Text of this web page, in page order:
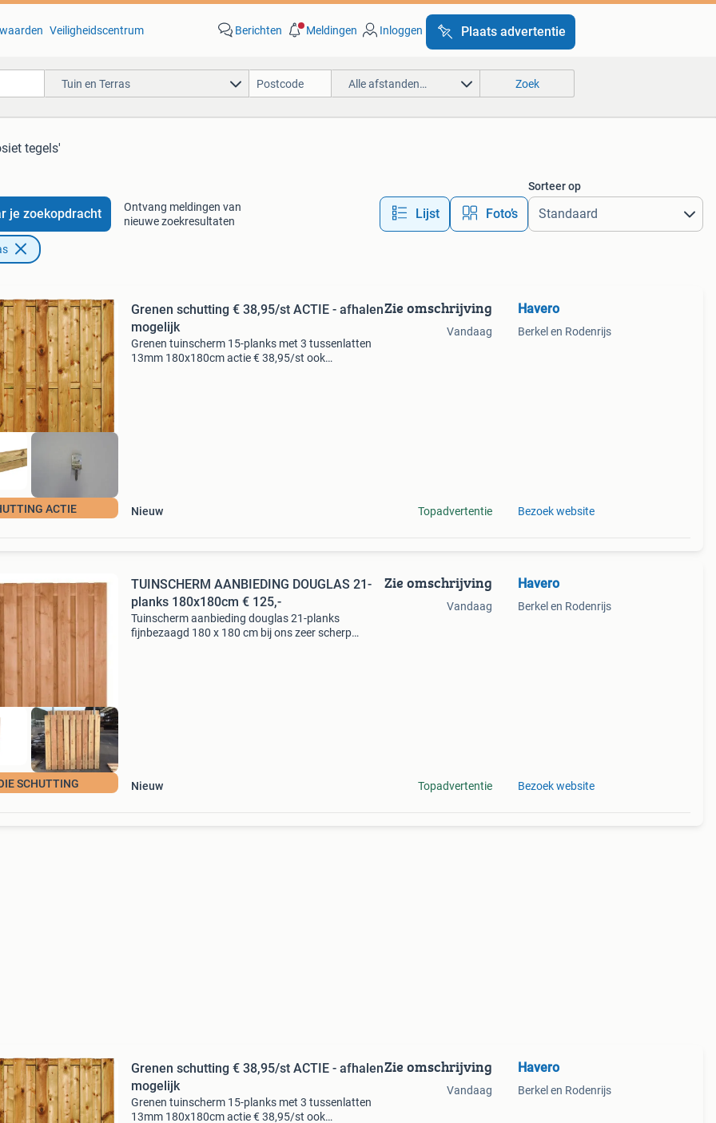
Veiligheidscentrum Berichten Meldingen Inloggen Plaats advertentie
Tuin en Terras Alle afstanden… Zoek
tegels'
je zoekopdracht
Ontvang meldingen van
nieuwe zoekresultaten
Lijst Foto’s
Sorteer op
ACTIE
Grenen schutting € 38,95/st ACTIE - afhalen
mogelijk
Grenen tuinscherm 15-planks met 3 tussenlatten
13mm 180x180cm actie € 38,95/st ook
Nieuw
Zie omschrijving
Vandaag
Topadvertentie
Havero
Berkel en Rodenrijs
Bezoek website
SCHUTTING
TUINSCHERM AANBIEDING DOUGLAS 21-
planks 180x180cm € 125,-
Tuinscherm aanbieding douglas 21-planks
fijnbezaagd 180 x 180 cm bij ons zeer scherp
Nieuw
Zie omschrijving
Vandaag
Topadvertentie
Havero
Berkel en Rodenrijs
Bezoek website
Grenen schutting € 38,95/st ACTIE - afhalen
mogelijk
Grenen tuinscherm 15-planks met 3 tussenlatten
13mm 180x180cm actie € 38,95/st ook
Zie omschrijving
Vandaag
Havero
Berkel en Rodenrijs